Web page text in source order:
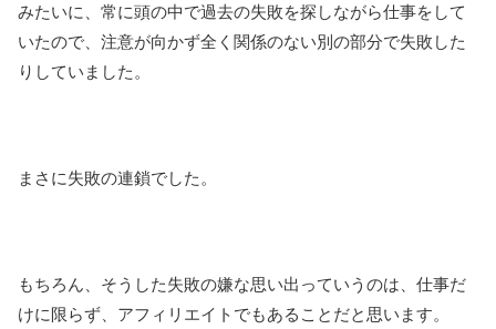
みたいに、常に頭の中で過去の失敗を探しながら仕事をして
いたので、注意が向かず全く関係のない別の部分で失敗した
りしていました。
まさに失敗の連鎖でした。
もちろん、そうした失敗の嫌な思い出っていうのは、仕事だ
けに限らず、アフィリエイトでもあることだと思います。